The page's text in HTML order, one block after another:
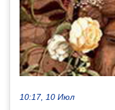
10:17, 10 Июл